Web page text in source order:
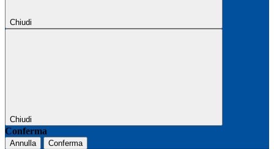
Chiudi
Chiudi
Conferma
Annulla Conferma